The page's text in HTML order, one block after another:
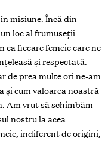
misiune. Încă din
loc al frumuseții
fiecare femeie care ne
și respectată.
de prea multe ori ne-am
și cum valoarea noastră
Am vrut să schimbăm
nostru la acea
indiferent de origini,